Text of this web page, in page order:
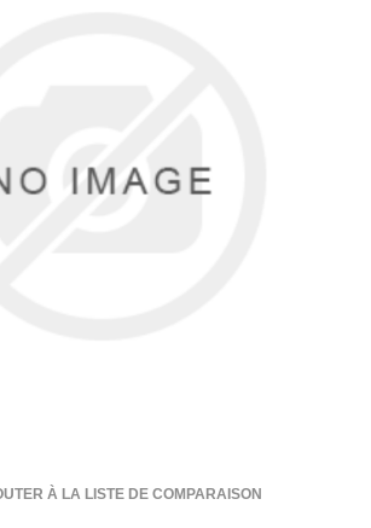
À LA LISTE DE COMPARAISON